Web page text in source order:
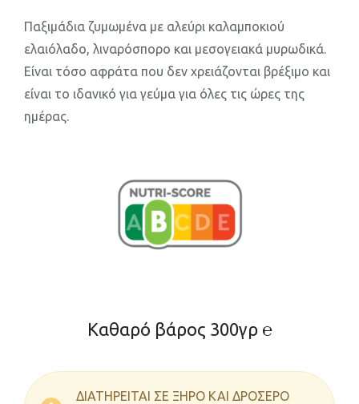
Παξιμάδια ζυμωμένα με αλεύρι καλαμποκιού
ελαιόλαδο, λιναρόσπορο και μεσογειακά μυρωδικά.
Είναι τόσο αφράτα που δεν χρειάζονται βρέξιμο και
είναι το ιδανικό για γεύμα για όλες τις ώρες της
ημέρας.
Καθαρό βάρος 300γρ ℮
ΔΙΑΤΗΡΕΙΤΑΙ ΣΕ ΞΗΡΟ ΚΑΙ ΔΡΟΣΕΡΟ